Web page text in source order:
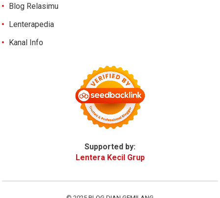
Blog Relasimu
Lenterapedia
Kanal Info
Supported by:
Lentera Kecil Grup